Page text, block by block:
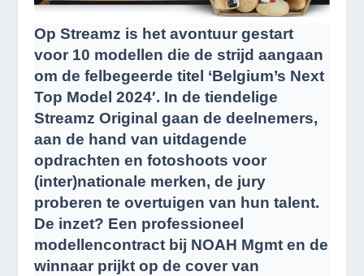
Op Streamz is het avontuur gestart
voor 10 modellen die de strijd aangaan
om de felbegeerde titel ‘Belgium’s Next
Top Model 2024′. In de tiendelige
Streamz Original gaan de deelnemers,
aan de hand van uitdagende
opdrachten en fotoshoots voor
(inter)nationale merken, de jury
proberen te overtuigen van hun talent.
De inzet? Een professioneel
modellencontract bij NOAH Mgmt en de
winnaar prijkt op de cover van